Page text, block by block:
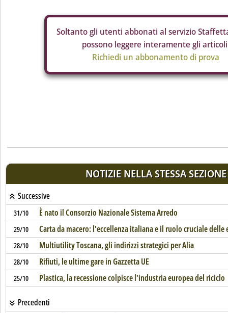
Soltanto gli utenti abbonati al servizio
possono leggere interamente gli
Richiedi un abbonamento di prova
NOTIZIE NELLA STESSA SEZIONE
Successive
31/10 È nato il Consorzio Nazionale Sistema Arredo
29/10 Carta da macero: l'eccellenza italiana e il ruolo cruciale delle
28/10 Multiutility Toscana, gli indirizzi strategici per Alia
28/10 Rifiuti, le ultime gare in Gazzetta UE
25/10 Plastica, la recessione colpisce l'industria europea del riciclo
Precedenti